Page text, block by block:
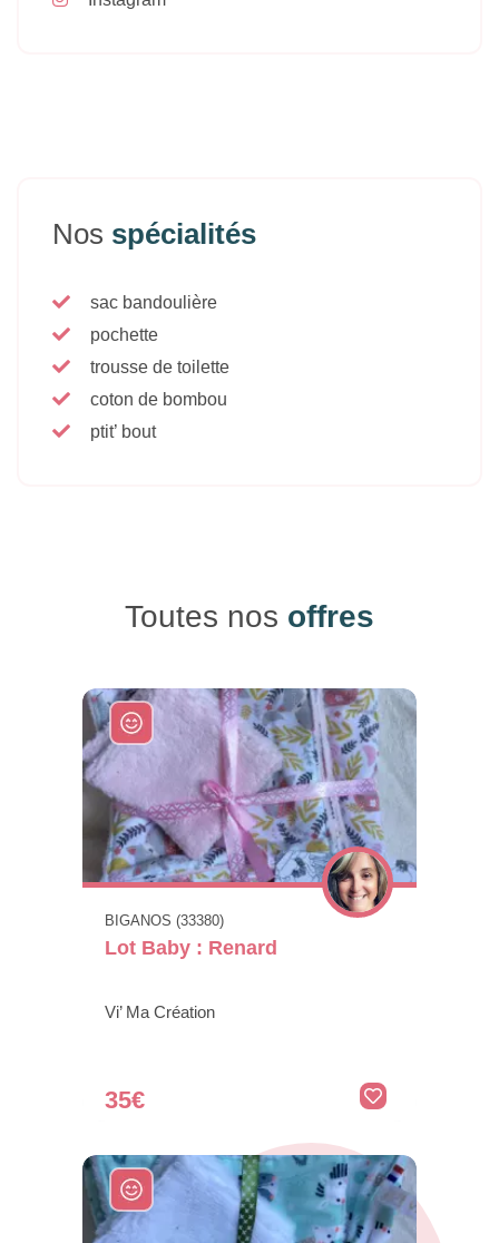
Nos spécialités
sac bandoulière
pochette
trousse de toilette
coton de bombou
ptit’ bout
Toutes nos offres
BIGANOS (33380)
Lot Baby : Renard
Vi’ Ma Création
35€